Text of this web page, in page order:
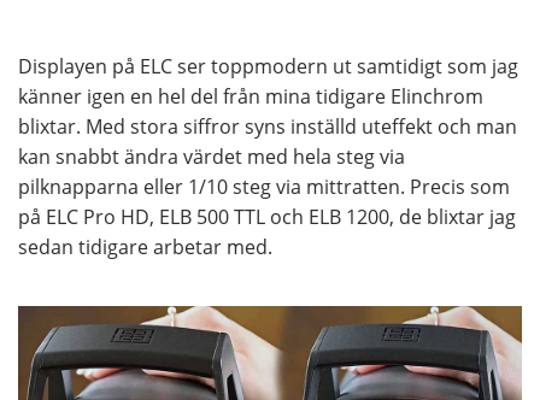
Displayen på ELC ser toppmodern ut samtidigt som jag
känner igen en hel del från mina tidigare Elinchrom
blixtar. Med stora siffror syns inställd uteffekt och man
kan snabbt ändra värdet med hela steg via
pilknapparna eller 1/10 steg via mittratten. Precis som
på ELC Pro HD, ELB 500 TTL och ELB 1200, de blixtar jag
sedan tidigare arbetar med.